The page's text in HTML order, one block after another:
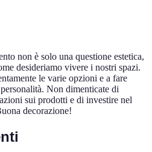
non è solo una questione estetica,
desideriamo vivere i nostri spazi.
le varie opzioni e a fare
Non dimenticate di
sui prodotti e di investire nel
decorazione!